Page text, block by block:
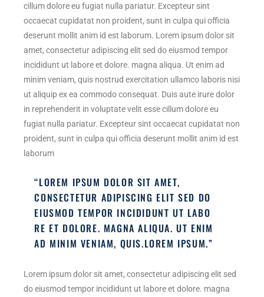
cillum dolore eu fugiat nulla pariatur. Excepteur sint
occaecat cupidatat non proident, sunt in culpa qui officia
deserunt mollit anim id est laborum. Lorem ipsum dolor sit
amet, consectetur adipiscing elit sed do eiusmod tempor
incididunt ut labore et dolore. magna aliqua. Ut enim ad
minim veniam, quis nostrud exercitation ullamco laboris nisi
ut aliquip ex ea commodo consequat. Duis aute irure dolor
in reprehenderit in voluptate velit esse cillum dolore eu
fugiat nulla pariatur. Excepteur sint occaecat cupidatat non
proident, sunt in culpa qui officia deserunt mollit anim id est
laborum
“LOREM IPSUM DOLOR SIT AMET,
CONSECTETUR ADIPISCING ELIT SED DO
EIUSMOD TEMPOR INCIDIDUNT UT LABO
RE ET DOLORE. MAGNA ALIQUA. UT ENIM
AD MINIM VENIAM, QUIS.LOREM IPSUM.”
Lorem ipsum dolor sit amet, consectetur adipiscing elit sed
do eiusmod tempor incididunt ut labore et dolore. magna